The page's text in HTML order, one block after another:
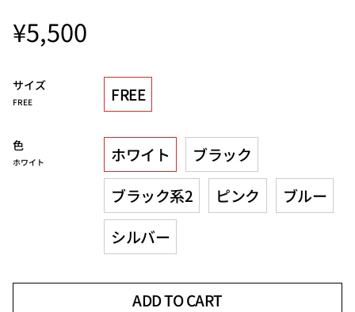
¥5,500
サイズ
FREE FREE
色
ホワイト ホワイト
ブラック
ブラック系2
ピンク
ブルー
シルバー
ADD TO CART